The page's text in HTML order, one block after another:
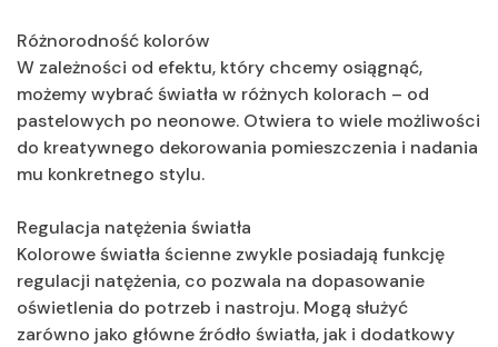
Różnorodność kolorów
W zależności od efektu, który chcemy osiągnąć,
możemy wybrać światła w różnych kolorach – od
pastelowych po neonowe. Otwiera to wiele możliwości
do kreatywnego dekorowania pomieszczenia i nadania
mu konkretnego stylu.
Regulacja natężenia światła
Kolorowe światła ścienne zwykle posiadają funkcję
regulacji natężenia, co pozwala na dopasowanie
oświetlenia do potrzeb i nastroju. Mogą służyć
zarówno jako główne źródło światła, jak i dodatkowy